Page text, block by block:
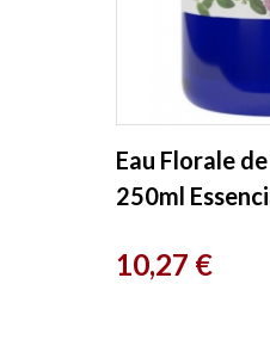
Eau Florale
250ml
Prix
10,27 €